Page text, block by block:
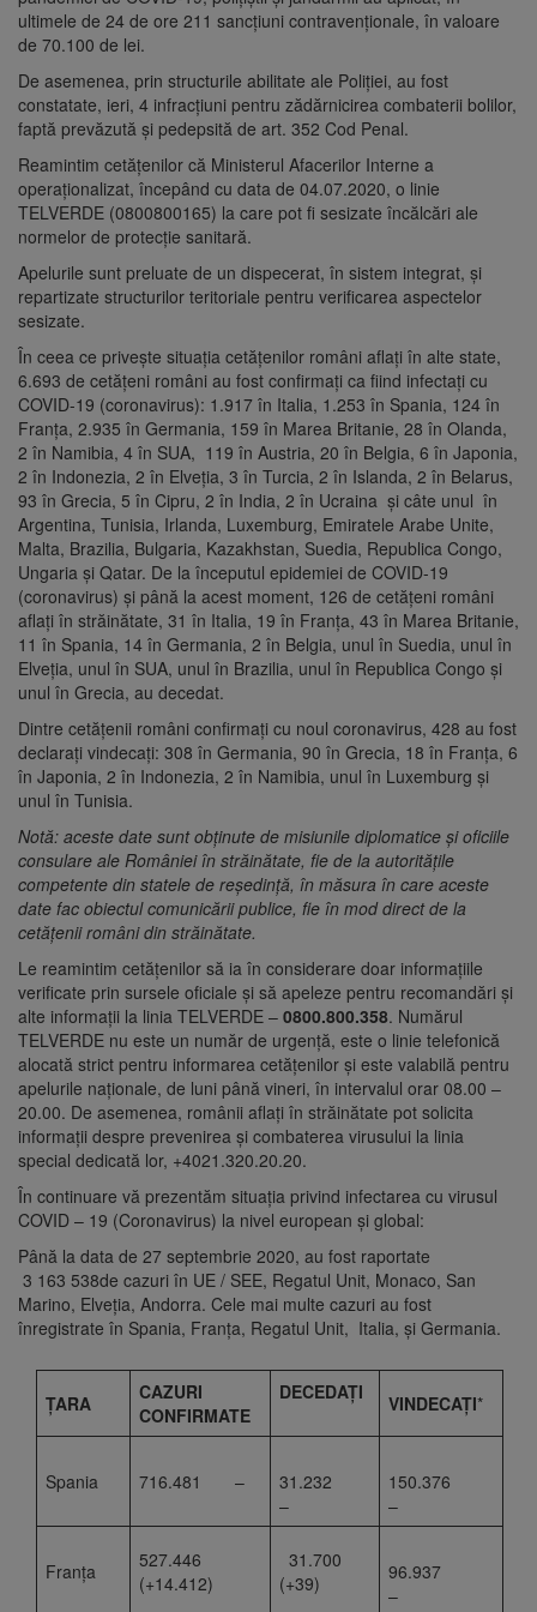
ultimele de 24 de ore 211 sancţiuni contravenţionale, în valoare
de 70.100 de lei.
De asemenea, prin structurile abilitate ale Poliției, au fost
constatate, ieri, 4 infracțiuni pentru zădărnicirea combaterii bolilor,
faptă prevăzută și pedepsită de art. 352 Cod Penal.
Reamintim cetățenilor că Ministerul Afacerilor Interne a
operaționalizat, începând cu data de 04.07.2020, o linie
TELVERDE (0800800165) la care pot fi sesizate încălcări ale
normelor de protecție sanitară.
Apelurile sunt preluate de un dispecerat, în sistem integrat, și
repartizate structurilor teritoriale pentru verificarea aspectelor
sesizate.
În ceea ce privește situația cetățenilor români aflați în alte state,
6.693 de cetățeni români au fost confirmați ca fiind infectați cu
COVID-19 (coronavirus): 1.917 în Italia, 1.253 în Spania, 124 în
Franța, 2.935 în Germania, 159 în Marea Britanie, 28 în Olanda,
2 în Namibia, 4 în SUA, 119 în Austria, 20 în Belgia, 6 în Japonia,
2 în Indonezia, 2 în Elveția, 3 în Turcia, 2 în Islanda, 2 în Belarus,
93 în Grecia, 5 în Cipru, 2 în India, 2 în Ucraina și câte unul în
Argentina, Tunisia, Irlanda, Luxemburg, Emiratele Arabe Unite,
Malta, Brazilia, Bulgaria, Kazakhstan, Suedia, Republica Congo,
Ungaria și Qatar. De la începutul epidemiei de COVID-19
(coronavirus) și până la acest moment, 126 de cetățeni români
aflați în străinătate, 31 în Italia, 19 în Franța, 43 în Marea Britanie,
11 în Spania, 14 în Germania, 2 în Belgia, unul în Suedia, unul în
Elveția, unul în SUA, unul în Brazilia, unul în Republica Congo și
unul în Grecia, au decedat.
Dintre cetățenii români confirmați cu noul coronavirus, 428 au fost
declarați vindecați: 308 în Germania, 90 în Grecia, 18 în Franța, 6
în Japonia, 2 în Indonezia, 2 în Namibia, unul în Luxemburg și
unul în Tunisia.
Notă: aceste date sunt obținute de misiunile diplomatice și oficiile
consulare ale României în străinătate, fie de la autoritățile
competente din statele de reședință, în măsura în care aceste
date fac obiectul comunicării publice, fie în mod direct de la
cetățenii români din străinătate.
Le reamintim cetățenilor să ia în considerare doar informațiile
verificate prin sursele oficiale și să apeleze pentru recomandări și
alte informații la linia TELVERDE – 0800.800.358. Numărul
TELVERDE nu este un număr de urgență, este o linie telefonică
alocată strict pentru informarea cetățenilor și este valabilă pentru
apelurile naționale, de luni până vineri, în intervalul orar 08.00 –
20.00. De asemenea, românii aflați în străinătate pot solicita
informații despre prevenirea și combaterea virusului la linia
special dedicată lor, +4021.320.20.20.
În continuare vă prezentăm situația privind infectarea cu virusul
COVID – 19 (Coronavirus) la nivel european și global:
Până la data de 27 septembrie 2020, au fost raportate
3 163 538de cazuri în UE / SEE, Regatul Unit, Monaco, San
Marino, Elveția, Andorra. Cele mai multe cazuri au fost
înregistrate în Spania, Franţa, Regatul Unit, Italia, și Germania.
ŢARA
CAZURI
CONFIRMATE
DECEDAȚI VINDECAŢI*
Spania 716.481 –
31.232
–
150.376
–
Franţa
527.446
(+14.412)
31.700
(+39)
96.937
–